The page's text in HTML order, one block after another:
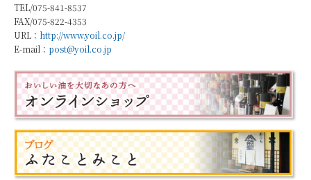
TEL/075-841-8537
FAX/075-822-4353
URL： http://www.yoil.co.jp/
E-mail： post@yoil.co.jp